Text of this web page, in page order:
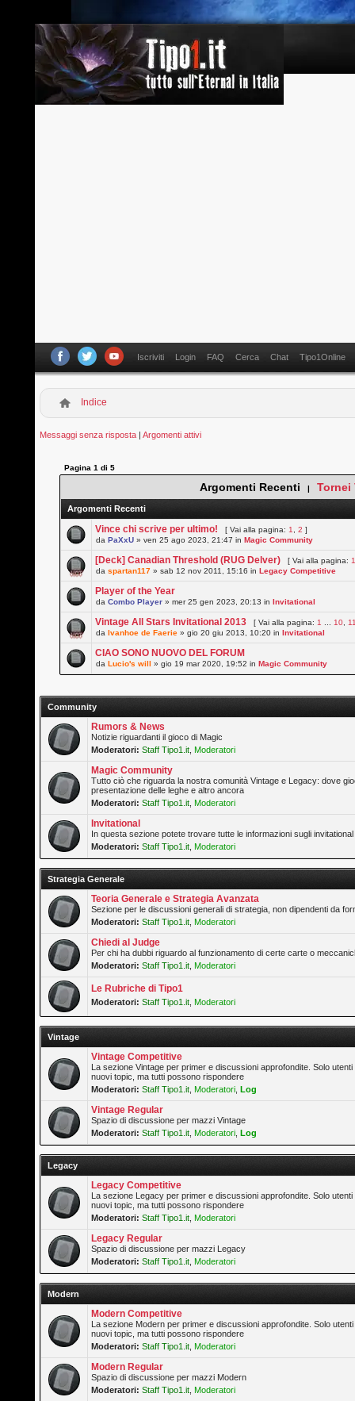
Iscriviti Login FAQ Cerca Chat Tipo1Online
Indice
Messaggi senza risposta |Argomenti attivi
Pagina1 di5
Argomenti Recenti | Tornei
Argomenti Recenti
Vince chi scrive per ultimo! [ Vai alla pagina: 1 ,2 ]
daPaXxU » ven 25 ago 2023, 21:47 inMagic Community
[Deck] Canadian Threshold (RUG Delver) [ Vai alla pagina:
daspartan117 » sab 12 nov 2011, 15:16 inLegacy Competitive
Player of the Year
daCombo Player » mer 25 gen 2023, 20:13 inInvitational
Vintage All Stars Invitational 2013 [ Vai alla pagina: 1 10
daIvanhoe de Faerie » gio 20 giu 2013, 10:20 inInvitational
CIAO SONO NUOVO DEL FORUM
daLucio's will » gio 19 mar 2020, 19:52 inMagic Community
Community
Rumors & News
Notizie riguardanti il gioco di Magic
Moderatori: Staff Tipo1.it Moderatori
Magic Community
Tutto ciò che riguarda la nostra comunità Vintage e Legacy: dove
presentazione delle leghe e altro ancora
Moderatori: Staff Tipo1.it Moderatori
Invitational
In questa sezione potete trovare tutte le informazioni sugli
Moderatori: Staff Tipo1.it Moderatori
Strategia Generale
Teoria Generale e Strategia Avanzata
Sezione per le discussioni generali di strategia, non dipendenti da
Moderatori: Staff Tipo1.it Moderatori
Chiedi al Judge
Per chi ha dubbi riguardo al funzionamento di certe carte o
Moderatori: Staff Tipo1.it Moderatori
Le Rubriche di Tipo1
Moderatori: Staff Tipo1.it Moderatori
Vintage
Vintage Competitive
La sezione Vintage per primer e discussioni approfondite. Solo
nuovi topic, ma tutti possono rispondere
Moderatori: Staff Tipo1.it Moderatori ,Log
Vintage Regular
Spazio di discussione per mazzi Vintage
Moderatori: Staff Tipo1.it Moderatori ,Log
Legacy
Legacy Competitive
La sezione Legacy per primer e discussioni approfondite. Solo
nuovi topic, ma tutti possono rispondere
Moderatori: Staff Tipo1.it Moderatori
Legacy Regular
Spazio di discussione per mazzi Legacy
Moderatori: Staff Tipo1.it Moderatori
Modern
Modern Competitive
La sezione Modern per primer e discussioni approfondite. Solo
nuovi topic, ma tutti possono rispondere
Moderatori: Staff Tipo1.it Moderatori
Modern Regular
Spazio di discussione per mazzi Modern
Moderatori: Staff Tipo1.it Moderatori